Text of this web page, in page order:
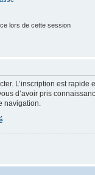
lors de cette session
L’inscription est
d’avoir pris
navigation.